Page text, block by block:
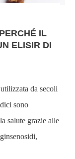
IL
ELISIR DI
da secoli
sono
salute grazie alle